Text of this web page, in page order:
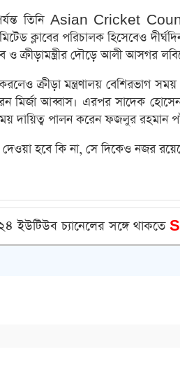
তিনি Asian Cricket
ক্লাবের পরিচালক হিসেবেও
ও ক্রীড়ামন্ত্রীর দৌড়ে আলী আসগর
ক্রীড়া মন্ত্রণালয় বেশিরভাগ সময়
মির্জা আব্বাস। এরপর সাদেক
পালন করেন ফজলুর রহমান
দেওয়া হবে কি না, সে দিকেও নজর
ইউটিউব চ্যানেলের সঙ্গে থাকতে